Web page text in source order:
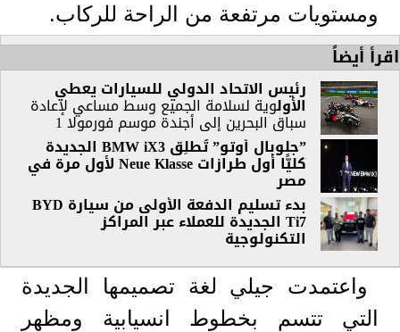
ومستويات مرتفعة من الراحة للركاب.
اقرأ أيضاً
رئيس الاتحاد الدولي للسيارات يعطي
الأولوية لسلامة الجميع وسط مساعي لإعادة
سباق البحرين إلى أجندة موسم فورمولا 1
”جلوبال أوتو” تُطلِق BMW iX3 الجديدة
كليًّا أول طرازات Neue Klasse لأول مرة في
مصر
بدء تسليم الدفعة الأولى من سيارة BYD
Ti7 الجديدة للعملاء عبر المراكز
التكنولوجية
واعتمدت جيلي لغة تصميمها الجديدة
التي تتسم بخطوط انسيابية ومظهر